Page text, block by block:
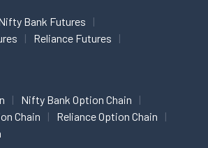
Bank Futures
Reliance Futures
Nifty Bank Option Chain
Chain
Reliance Option Chain